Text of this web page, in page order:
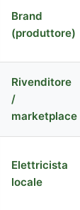
Brand
(produttore)
Rivenditore
/
marketplace
Elettricista
locale